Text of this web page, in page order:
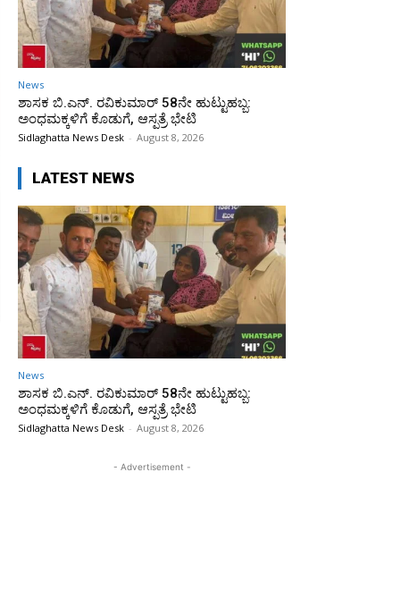
News
ಶಾಸಕ ಬಿ.ಎನ್. ರವಿಕುಮಾರ್ 58ನೇ ಹುಟ್ಟುಹಬ್ಬ:
ಅಂಧಮಕ್ಕಳಿಗೆ ಕೊಡುಗೆ, ಆಸ್ಪತ್ರೆ ಭೇಟಿ
Sidlaghatta News Desk - August 8, 2026
LATEST NEWS
News
ಶಾಸಕ ಬಿ.ಎನ್. ರವಿಕುಮಾರ್ 58ನೇ ಹುಟ್ಟುಹಬ್ಬ:
ಅಂಧಮಕ್ಕಳಿಗೆ ಕೊಡುಗೆ, ಆಸ್ಪತ್ರೆ ಭೇಟಿ
Sidlaghatta News Desk - August 8, 2026
- Advertisement -